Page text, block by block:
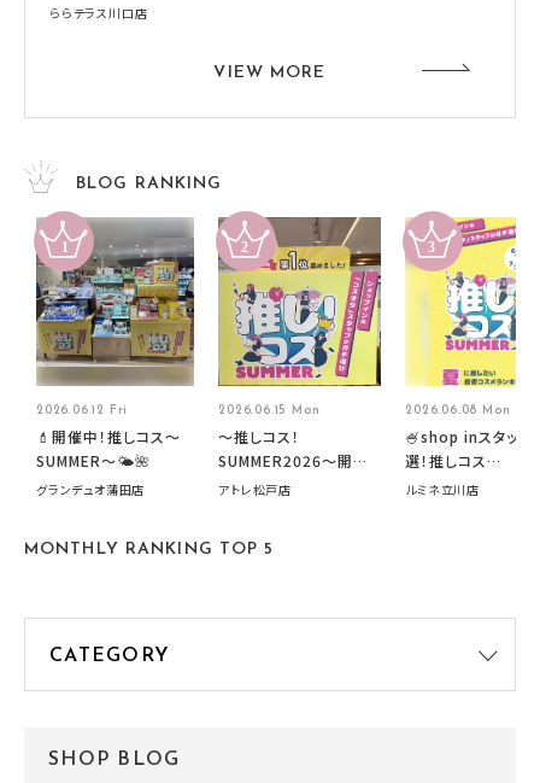
ららテラス川口店
VIEW MORE
BLOG RANKING
2026.06.12 Fri
💄開催中！推しコス〜
SUMMER〜🌤️🌺
グランデュオ蒲田店
2026.06.15 Mon
～推しコス！
SUMMER2026～開催
中です！
アトレ松戸店
2026.06.08 Mon
🍧shop inスタッフ
選！推しコス
summer2026開催
ルミネ立川店
MONTHLY RANKING TOP 5
SHOP BLOG